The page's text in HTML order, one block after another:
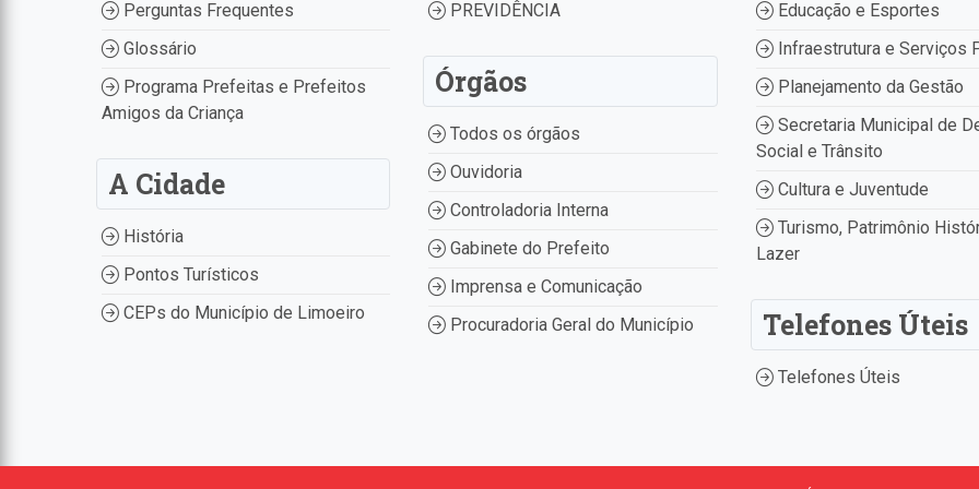
Perguntas Frequentes
Glossário
Programa Prefeitas e Prefeitos
Amigos da Criança
A Cidade
História
Pontos Turísticos
CEPs do Município de Limoeiro
PREVIDÊNCIA
Órgãos
Todos os órgãos
Ouvidoria
Controladoria Interna
Gabinete do Prefeito
Imprensa e Comunicação
Procuradoria Geral do Município
Educação e Esportes
Infraestrutura e Serviços
Planejamento da Gestão
Secretaria Municipal de
Social e Trânsito
Cultura e Juventude
Turismo, Patrimônio
Lazer
Telefones Úteis
Telefones Úteis